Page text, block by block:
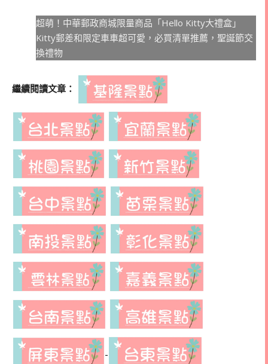
超萌！中華郵政商城限量商品「Hello Kitty大禮盒」
Kitty郵差和限定車車超可愛，必買清單推薦，聖誕節交
換禮物
繼續閱讀文章：